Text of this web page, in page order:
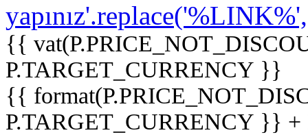
{{
P.TARGET_CURRENCY }}
{{
P.TARGET_CURRENCY }}